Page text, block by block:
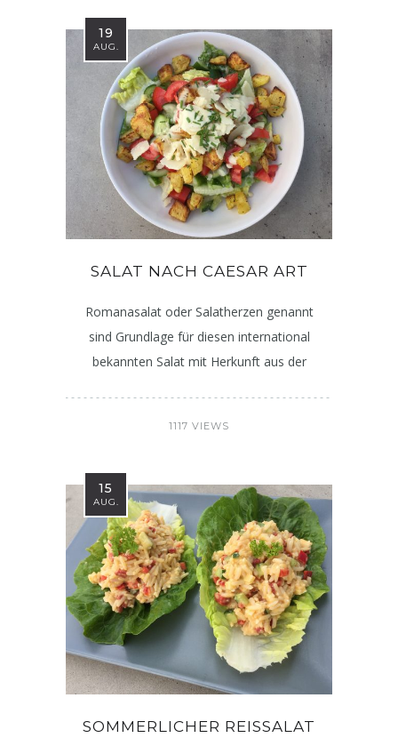
19
AUG.
SALAT NACH CAESAR ART
Romanasalat oder Salatherzen genannt
sind Grundlage für diesen international
bekannten Salat mit Herkunft aus der
1117 VIEWS
15
AUG.
SOMMERLICHER REISSALAT